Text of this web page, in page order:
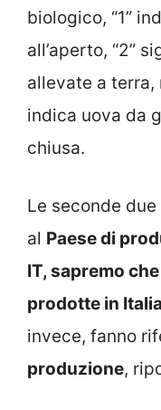
biologico, “1”
all’aperto, “2”
allevate a terra,
indica uova da
chiusa.
Le seconde
al Paese di
IT, sapremo
prodotte in Italia
invece, fanno
produzione,